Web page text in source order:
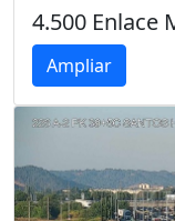
4.500 Enlace
Ampliar